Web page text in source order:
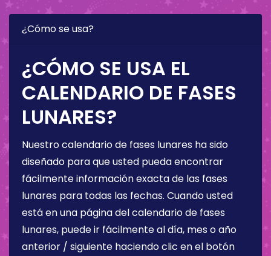
¿Cómo se usa?
¿CÓMO SE USA EL
CALENDARIO DE FASES
LUNARES?
Nuestro calendario de fases lunares ha sido
diseñado para que usted pueda encontrar
fácilmente información exacta de las fases
lunares para todas las fechas. Cuando usted
está en una página del calendario de fases
lunares, puede ir fácilmente al día, mes o año
anterior / siguiente haciendo clic en el botón